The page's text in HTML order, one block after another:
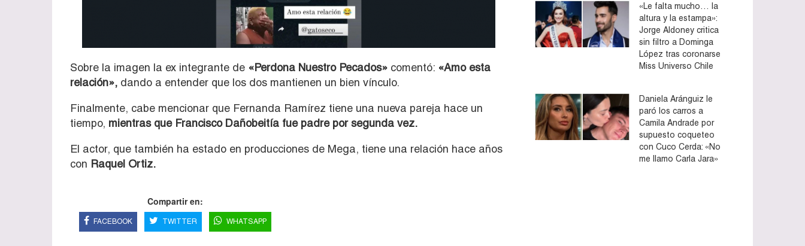
Sobre la imagen la ex integrante de «Perdona Nuestro Pecados» comentó: «Amo esta
relación», dando a entender que los dos mantienen un bien vínculo.
Finalmente, cabe mencionar que Fernanda Ramírez tiene una nueva pareja hace un
tiempo, mientras que Francisco Dañobeitía fue padre por segunda vez.
El actor, que también ha estado en producciones de Mega, tiene una relación hace años
con Raquel Ortiz.
Compartir en:
FACEBOOK TWITTER WHATSAPP
«Le falta mucho… la
altura y la estampa»:
Jorge Aldoney critica
sin filtro a Dominga
López tras coronarse
Miss Universo Chile
Daniela Aránguiz le
paró los carros a
Camila Andrade por
supuesto coqueteo
con Cuco Cerda: «No
me llamo Carla Jara»